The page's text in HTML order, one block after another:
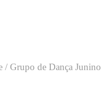
/ Grupo de Dança Junino